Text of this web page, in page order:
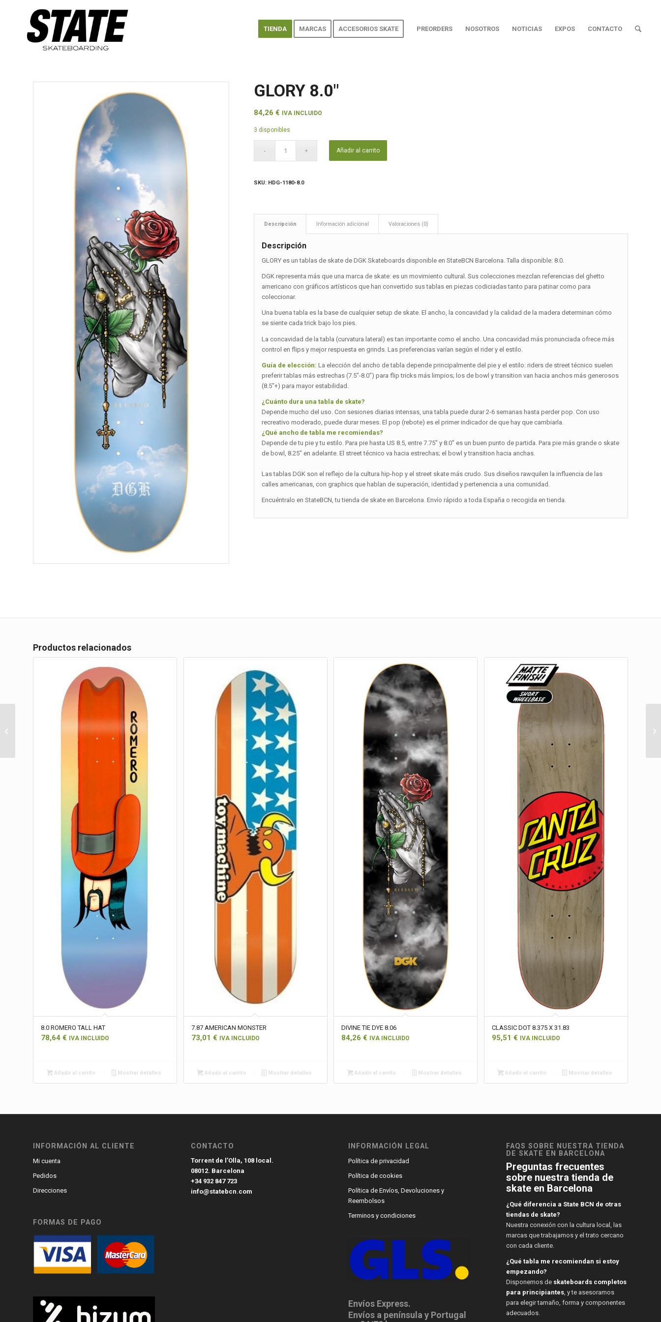
TIENDA MARCAS ACCESORIOS SKATE PREORDERS NOSOTROS NOTICIAS EXPOS CONTACTO
GLORY 8.0″
84,26€ IVA INCLUIDO
3 disponibles
Añadir al carrito
SKU: HDG-1180-8.0
Descripción Información adicional Valoraciones (0)
Descripción
GLORY es un tablas de skate de DGK Skateboards disponible en StateBCN Barcelona. Talla disponible: 8.0.
DGK representa más que una marca de skate: es un movimiento cultural. Sus colecciones mezclan referencias del ghetto
americano con gráficos artísticos que han convertido sus tablas en piezas codiciadas tanto para patinar como para
coleccionar.
Una buena tabla es la base de cualquier setup de skate. El ancho, la concavidad y la calidad de la madera determinan cómo
se siente cada trick bajo los pies.
La concavidad de la tabla (curvatura lateral) es tan importante como el ancho. Una concavidad más pronunciada ofrece más
control en flips y mejor respuesta en grinds. Las preferencias varían según el rider y el estilo.
Guía de elección: La elección del ancho de tabla depende principalmente del pie y el estilo: riders de street técnico suelen
preferir tablas más estrechas (7.5″-8.0″) para flip tricks más limpios; los de bowl y transition van hacia anchos más generosos
(8.5″+) para mayor estabilidad.
¿Cuánto dura una tabla de skate?
Depende mucho del uso. Con sesiones diarias intensas, una tabla puede durar 2-6 semanas hasta perder pop. Con uso
recreativo moderado, puede durar meses. El pop (rebote) es el primer indicador de que hay que cambiarla.
¿Qué ancho de tabla me recomiendas?
Depende de tu pie y tu estilo. Para pie hasta US 8.5, entre 7.75″ y 8.0″ es un buen punto de partida. Para pie más grande o skate
de bowl, 8.25″ en adelante. El street técnico va hacia estrechas; el bowl y transition hacia anchas.
Las tablas DGK son el reflejo de la cultura hip-hop y el street skate más crudo. Sus diseños rawquilen la influencia de las
calles americanas, con graphics que hablan de superación, identidad y pertenencia a una comunidad.
Encuéntralo en StateBCN, tu tienda de skate en Barcelona. Envío rápido a toda España o recogida en tienda.
Productos relacionados
8.0 ROMERO TALL HAT
78,64 € IVA INCLUIDO
Añadir al carrito Mostrar detalles
7.87 AMERICAN MONSTER
73,01 € IVA INCLUIDO
Añadir al carrito Mostrar detalles
DIVINE TIE DYE 8.06
84,26€ IVA INCLUIDO
Añadir al carrito Mostrar detalles
CLASSIC DOT 8.375 X 31.83
95,51 € IVA INCLUIDO
Añadir al carrito Mostrar detalles
INFORMACIÓN AL CLIENTE
Mi cuenta
Pedidos
Direcciones
FORMAS DE PAGO
CONTACTO
Torrent de l’Olla, 108 local.
08012. Barcelona
+34 932 847 723
info@statebcn.com
INFORMACIÓN LEGAL
Política de privacidad
Política de cookies
Política de Envíos, Devoluciones y
Reembolsos
Terminos y condiciones
Envíos Express.
Envíos a península y Portugal
FAQS SOBRE NUESTRA TIENDA
DE SKATE EN BARCELONA
Preguntas frecuentes
sobre nuestra tienda de
skate en Barcelona
¿Qué diferencia a State BCN de otras
tiendas de skate?
Nuestra conexión con la cultura local, las
marcas que trabajamos y el trato cercano
con cada cliente.
¿Qué tabla me recomiendan si estoy
empezando?
Disponemos de skateboards completos
para principiantes, y te asesoramos
para elegir tamaño, forma y componentes
adecuados.